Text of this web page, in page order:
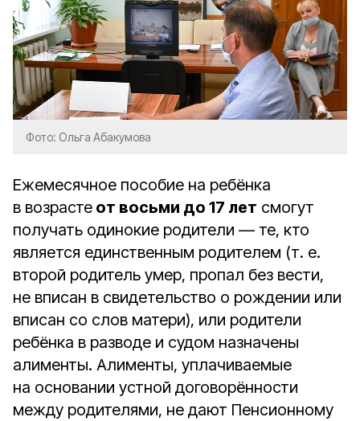
Фото: Ольга Абакумова
Ежемесячное пособие на ребёнка
в возрасте от восьми до 17 лет смогут
получать одинокие родители — те, кто
является единственным родителем (т. е.
второй родитель умер, пропал без вести,
не вписан в свидетельство о рождении или
вписан со слов матери), или родители
ребёнка в разводе и судом назначены
алименты. Алименты, уплачиваемые
на основании устной договорённости
между родителями, не дают Пенсионному